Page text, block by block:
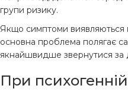
групи ризику.
Якщо симптоми виявляються
основна проблема полягає
якнайшвидше звернутися за
При психогенній